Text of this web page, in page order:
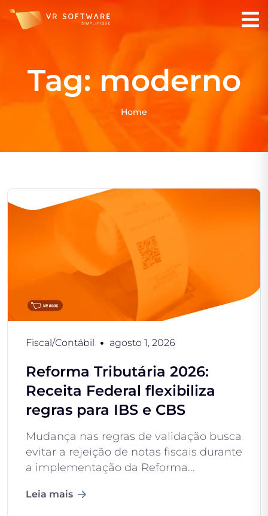
Tag: moderno
Home
Fiscal/Contábil agosto 1, 2026
Reforma Tributária 2026:
Receita Federal flexibiliza
regras para IBS e CBS
Mudança nas regras de validação busca
evitar a rejeição de notas fiscais durante
a implementação da Reforma...
Leia mais